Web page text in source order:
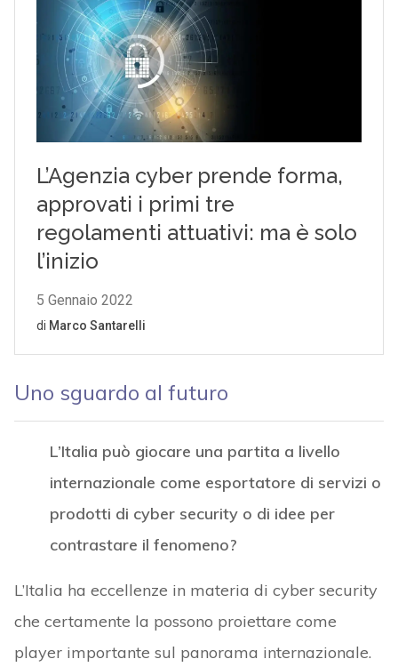
Uno sguardo al futuro
L’Italia può giocare una partita a livello
internazionale come esportatore di servizi o
prodotti di cyber security o di idee per
contrastare il fenomeno?
L’Italia ha eccellenze in materia di cyber security
che certamente la possono proiettare come
player importante sul panorama internazionale.